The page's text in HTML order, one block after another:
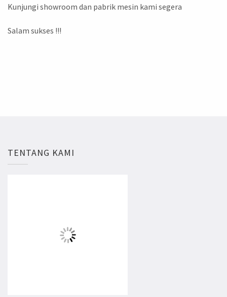
Kunjungi showroom dan pabrik mesin kami segera
Salam sukses !!!
TENTANG KAMI